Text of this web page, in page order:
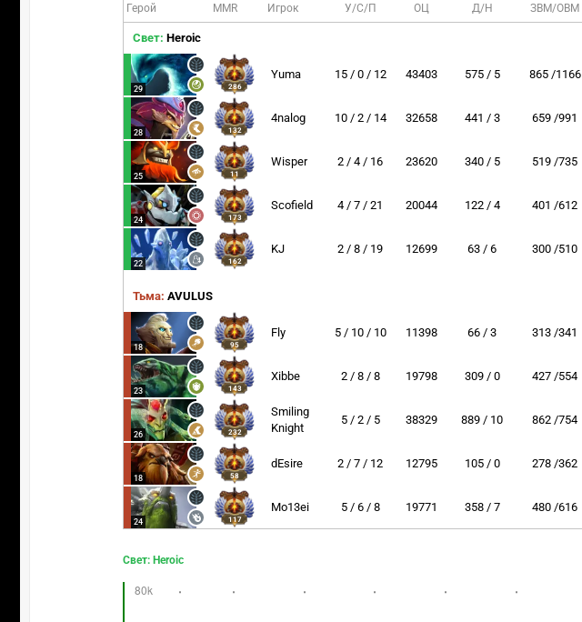
Герой MMR Игрок У/С/П ОЦ Д/Н ЗВМ/ОВМ
Свет: Heroic
29 286
Yuma 15 / 0 / 12 43403 575 / 5 865 /1166
28 132
4nalog 10 / 2 / 14 32658 441 / 3 659 /991
25 11
Wisper 2 / 4 / 16 23620 340 / 5 519 /735
24 173
Scofield 4 / 7 / 21 20044 122 / 4 401 /612
22 162
KJ 2 / 8 / 19 12699 63 / 6 300 /510
Тьма: AVULUS
18 95
Fly 5 / 10 / 10 11398 66 / 3 313 /341
23 143
Xibbe 2 / 8 / 8 19798 309 / 0 427 /554
26 232
Smiling
Knight
5 / 2 / 5 38329 889 / 10 862 /754
18 58
dEsire 2 / 7 / 12 12795 105 / 0 278 /362
24 117
Mo13ei 5 / 6 / 8 19771 358 / 7 480 /616
Свет: Heroic